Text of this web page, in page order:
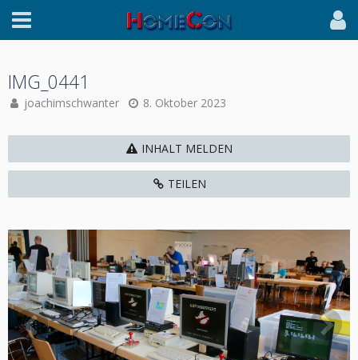
IMG_0441
joachimschwanter 8. Oktober 2023
INHALT MELDEN
TEILEN